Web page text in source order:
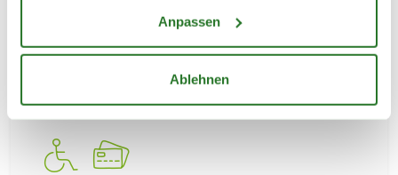
Anpassen
Ablehnen
ca. 9.6 km entfernt
Bochumer Str. 20, 45276 Essen
Telefon:+49201517727